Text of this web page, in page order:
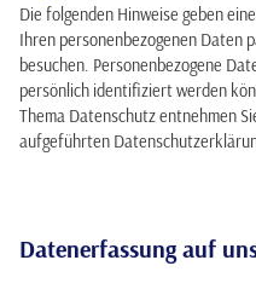
Die folgenden Hinweise geben
Ihren personenbezogenen Daten
besuchen. Personenbezogene
persönlich identifiziert werden
Thema Datenschutz entnehmen
aufgeführten
Datenerfassung auf